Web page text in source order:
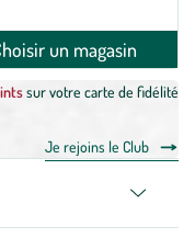
un magasin
sur votre carte de fidélité
Je rejoins le Club